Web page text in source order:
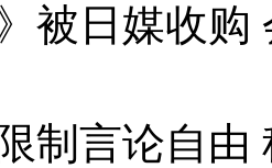
被日媒收购
制言论自由